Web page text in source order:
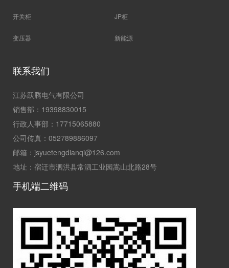
开关柜 JP柜
变压器 新能源
联系我们
江苏跃腾电气有限公司
销售部：19398830015
行政人事部：17715065880
公司传真：052789886097
邮箱：jsyuetengdianqi@126.com
地址：宿迁市泗洪县常泗工业园嵩山北路28号
手机端二维码